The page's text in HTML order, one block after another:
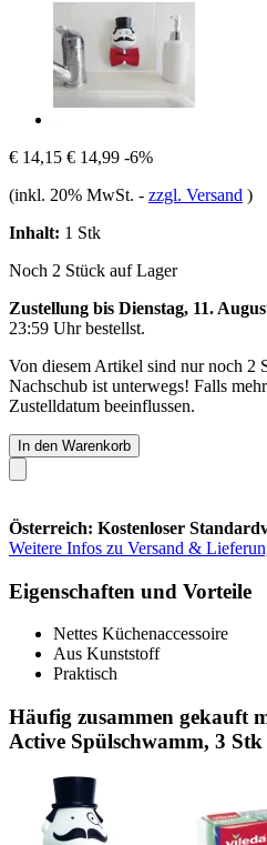
€ 14,15 € 14,99 -6%
(inkl. 20% MwSt. - zzgl. Versand )
Inhalt: 1 Stk
Noch 2 Stück auf Lager
Zustellung bis Dienstag, 11.
23:59 Uhrbestellst.
Von diesem Artikel sind nur noch 2
Nachschub ist unterwegs! Falls
Zustelldatum beeinflussen.
In den Warenkorb
Österreich: Kostenloser
Weitere Infos zu Versand &
Eigenschaften und Vorteile
Nettes Küchenaccessoire
Aus Kunststoff
Praktisch
Häufig zusammen gekauft
Active Spülschwamm, 3